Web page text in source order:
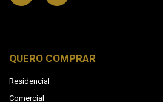
QUERO COMPRAR
Residencial
Comercial